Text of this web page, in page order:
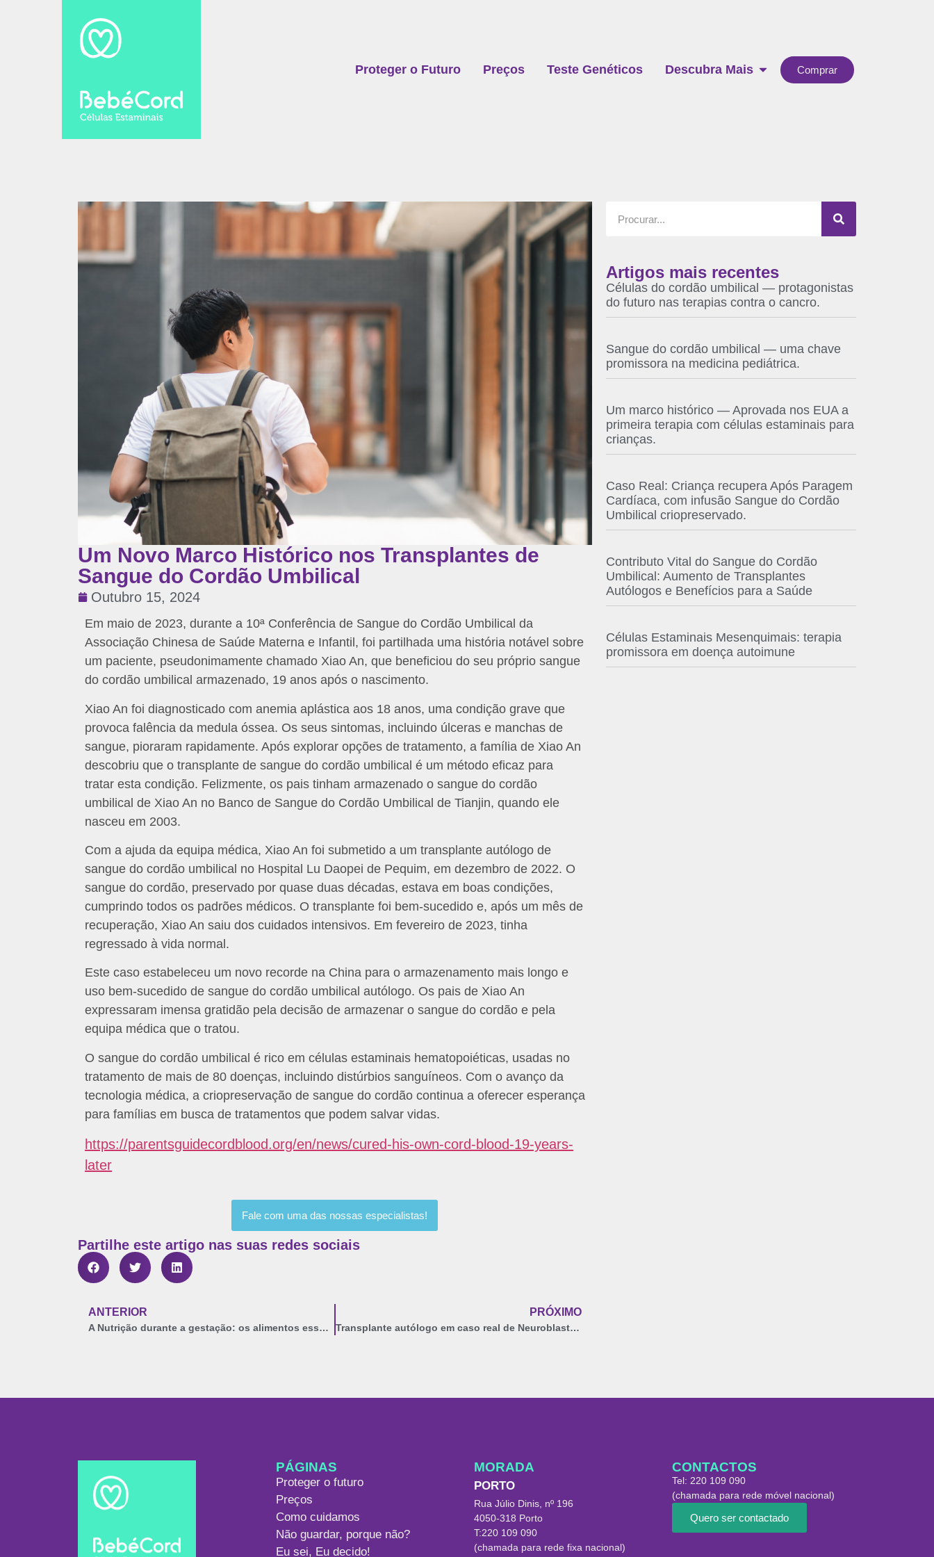
Proteger o Futuro Preços Teste Genéticos Descubra Mais Comprar
Um Novo Marco Histórico nos Transplantes de
Sangue do Cordão Umbilical
Outubro 15, 2024
Em maio de 2023, durante a 10ª Conferência de Sangue do Cordão Umbilical da
Associação Chinesa de Saúde Materna e Infantil, foi partilhada uma história notável sobre
um paciente, pseudonimamente chamado Xiao An, que beneficiou do seu próprio sangue
do cordão umbilical armazenado, 19 anos após o nascimento.
Xiao An foi diagnosticado com anemia aplástica aos 18 anos, uma condição grave que
provoca falência da medula óssea. Os seus sintomas, incluindo úlceras e manchas de
sangue, pioraram rapidamente. Após explorar opções de tratamento, a família de Xiao An
descobriu que o transplante de sangue do cordão umbilical é um método eficaz para
tratar esta condição. Felizmente, os pais tinham armazenado o sangue do cordão
umbilical de Xiao An no Banco de Sangue do Cordão Umbilical de Tianjin, quando ele
nasceu em 2003.
Com a ajuda da equipa médica, Xiao An foi submetido a um transplante autólogo de
sangue do cordão umbilical no Hospital Lu Daopei de Pequim, em dezembro de 2022. O
sangue do cordão, preservado por quase duas décadas, estava em boas condições,
cumprindo todos os padrões médicos. O transplante foi bem-sucedido e, após um mês de
recuperação, Xiao An saiu dos cuidados intensivos. Em fevereiro de 2023, tinha
regressado à vida normal.
Este caso estabeleceu um novo recorde na China para o armazenamento mais longo e
uso bem-sucedido de sangue do cordão umbilical autólogo. Os pais de Xiao An
expressaram imensa gratidão pela decisão de armazenar o sangue do cordão e pela
equipa médica que o tratou.
O sangue do cordão umbilical é rico em células estaminais hematopoiéticas, usadas no
tratamento de mais de 80 doenças, incluindo distúrbios sanguíneos. Com o avanço da
tecnologia médica, a criopreservação de sangue do cordão continua a oferecer esperança
para famílias em busca de tratamentos que podem salvar vidas.
https://parentsguidecordblood.org/en/news/cured-his-own-cord-blood-19-years-
later
Fale com uma das nossas especialistas!
Partilhe este artigo nas suas redes sociais
ANTERIOR
A Nutrição durante a gestação: os alimentos essenciais!
PRÓXIMO
Transplante autólogo em caso real de Neuroblastoma
Artigos mais recentes
Células do cordão umbilical — protagonistas
do futuro nas terapias contra o cancro.
Sangue do cordão umbilical — uma chave
promissora na medicina pediátrica.
Um marco histórico — Aprovada nos EUA a
primeira terapia com células estaminais para
crianças.
Caso Real: Criança recupera Após Paragem
Cardíaca, com infusão Sangue do Cordão
Umbilical criopreservado.
Contributo Vital do Sangue do Cordão
Umbilical: Aumento de Transplantes
Autólogos e Benefícios para a Saúde
Células Estaminais Mesenquimais: terapia
promissora em doença autoimune
PÁGINAS
Proteger o futuro
Preços
Como cuidamos
Não guardar, porque não?
Eu sei, Eu decido!
MORADA
PORTO
Rua Júlio Dinis, nº 196
4050-318 Porto
T:220 109 090
(chamada para rede fixa nacional)
CONTACTOS
Tel: 220 109 090
(chamada para rede móvel nacional)
Quero ser contactado